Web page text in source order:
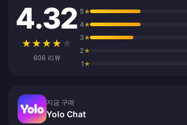
4.32
★ ★ ★ ★ ★
606 리뷰
5★
4★
3★
2★
1★
지금 구매
Yolo Chat